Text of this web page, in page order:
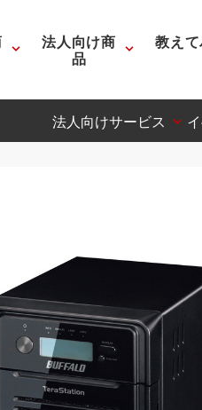
法人向け商
品
教え
法人向けサービス